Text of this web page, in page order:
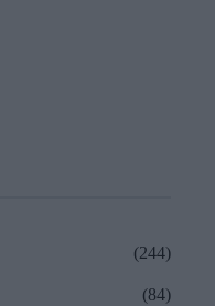
(244)
(84)